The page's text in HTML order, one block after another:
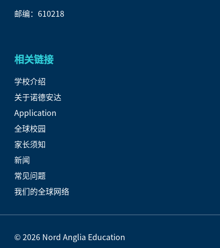
邮编：610218
相关链接
学校介绍
关于诺德安达
Application
全球校园
家长须知
新闻
常见问题
我们的全球网络
© 2026 Nord Anglia Education